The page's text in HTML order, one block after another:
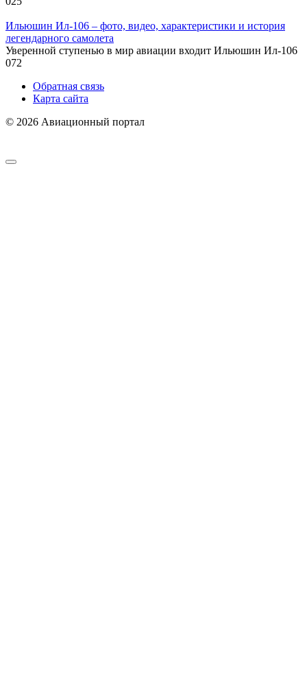
Ильюшин Ил-106 – фото, видео, характеристики и история
легендарного самолета
Уверенной ступенью в мир авиации входит Ильюшин Ил-106
072
Обратная связь
Карта сайта
© 2026 Авиационный портал